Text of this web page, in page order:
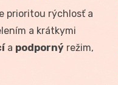
prioritou rýchlosť a
a krátkymi
a podporný režim,